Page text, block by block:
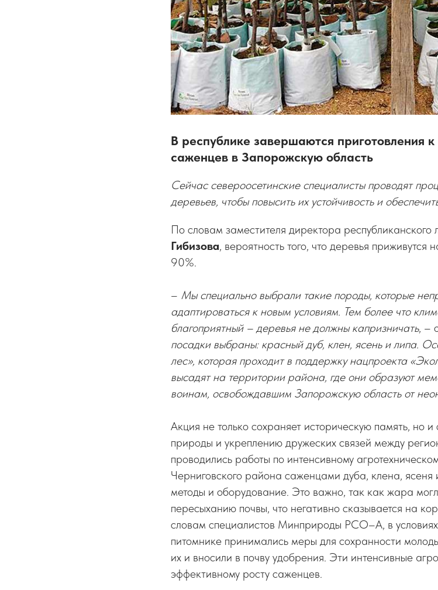
В республике завершаются приготовления
саженцев в Запорожскую область
Сейчас североосетинские специалисты проводят
деревьев, чтобы повысить их устойчивость и
По словам заместителя директора республиканского
Гибизова, вероятность того, что деревья приживутся
90%.
– Мы специально выбрали такие породы, которые
адаптироваться к новым условиям. Тем более что
благоприятный – деревья не должны капризничать, –
посадки выбраны: красный дуб, клен, ясень и липа.
лес», которая проходит в поддержку нацпроекта
высадят на территории района, где они образуют
воинам, освобождавшим Запорожскую область от
Акция не только сохраняет историческую память, но и
природы и укреплению дружеских связей между
проводились работы по интенсивному
Черниговского района саженцами дуба, клена, ясеня
методы и оборудование. Это важно, так как жара
пересыханию почвы, что негативно сказывается на
словам специалистов Минприроды РСО–А, в условиях
питомнике принимались меры для сохранности
их и вносили в почву удобрения. Эти интенсивные
эффективному росту саженцев.